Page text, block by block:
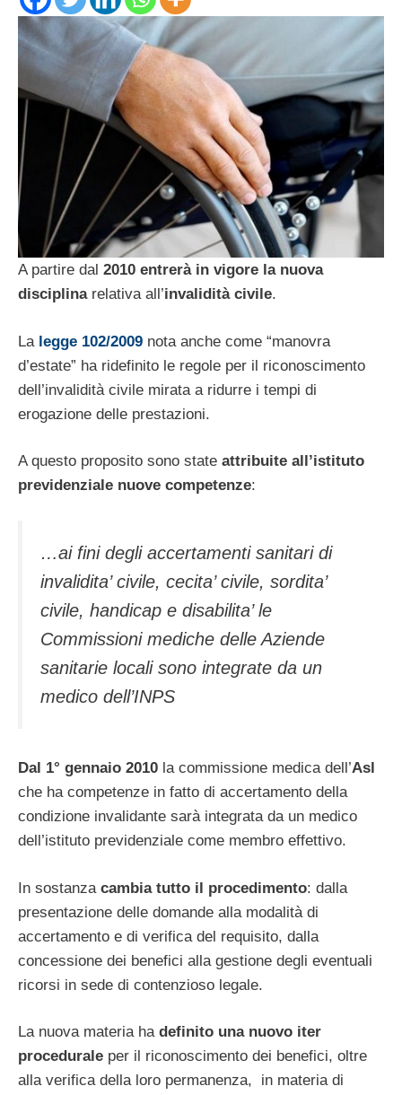
A partire dal 2010 entrerà in vigore la nuova
disciplinarelativa all’invalidità civile.
La legge 102/2009 nota anche come “manovra
d’estate” ha ridefinito le regole per il riconoscimento
dell’invalidità civile mirata a ridurre i tempi di
erogazione delle prestazioni.
A questo proposito sono state attribuite all’istituto
previdenziale nuove competenze:
…ai fini degli accertamenti sanitari di
invalidita’ civile, cecita’ civile, sordita’
civile, handicap e disabilita’ le
Commissioni mediche delle Aziende
sanitarie locali sono integrate da un
medico dell’INPS
Dal 1° gennaio 2010 la commissione medica dell’Asl
che ha competenze in fatto di accertamento della
condizione invalidante sarà integrata da un medico
dell’istituto previdenziale come membro effettivo.
In sostanza cambia tutto il procedimento: dalla
presentazione delle domande alla modalità di
accertamento e di verifica del requisito, dalla
concessione dei benefici alla gestione degli eventuali
ricorsi in sede di contenzioso legale.
La nuova materia ha definito una nuovo iter
procedurale per il riconoscimento dei benefici, oltre
alla verifica della loro permanenza, in materia di